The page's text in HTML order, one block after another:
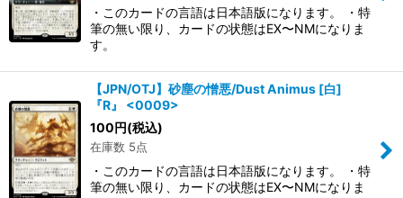
・このカードの言語は日本語版になります。 ・特
筆の無い限り、カードの状態はEX〜NMになりま
す。
【JPN/OTJ】砂塵の憎悪/Dust Animus [白]
『R』 <0009>
100円(税込)
在庫数 5点
・このカードの言語は日本語版になります。 ・特
筆の無い限り、カードの状態はEX〜NMになりま